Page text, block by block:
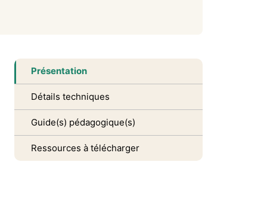
Présentation
Détails techniques
Guide(s) pédagogique(s)
Ressources à télécharger